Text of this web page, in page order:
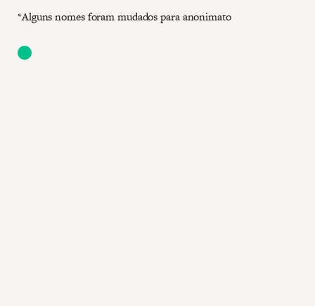
*Alguns nomes foram mudados para anonimato